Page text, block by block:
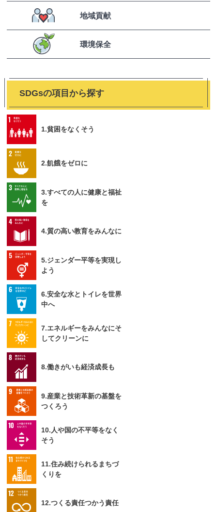
地域貢献
環境保全
SDGsの項目から探す
1.貧困をなくそう
2.飢餓をゼロに
3.すべての人に健康と福祉
を
4.質の高い教育をみんなに
5.ジェンダー平等を実現し
よう
6.安全な水とトイレを世界
中へ
7.エネルギーをみんなにそ
してクリーンに
8.働きがいも経済成長も
9.産業と技術革新の基盤を
つくろう
10.人や国の不平等をなく
そう
11.住み続けられるまちづ
くりを
12.つくる責任つかう責任